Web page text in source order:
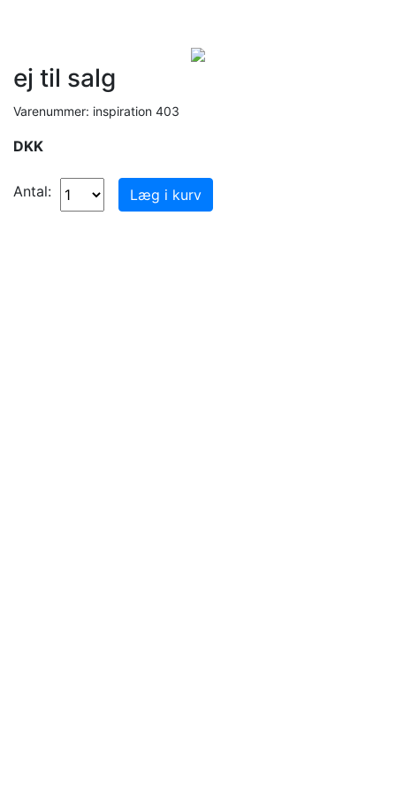
ej til salg
Varenummer: inspiration 403
DKK
Antal: